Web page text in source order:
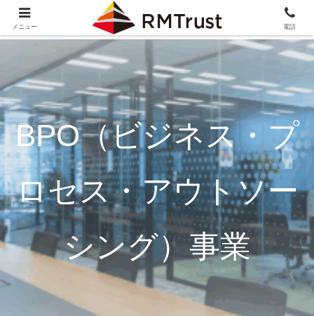
BPO（ビジネス・プ
ロセス・アウトソー
シング）事業
メニュー 電話